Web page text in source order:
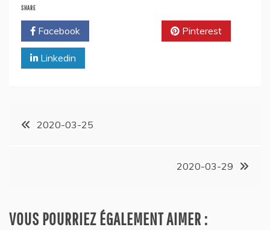
SHARE
Facebook Pinterest
Linkedin
2020-03-25
2020-03-29
VOUS POURRIEZ ÉGALEMENT AIMER :